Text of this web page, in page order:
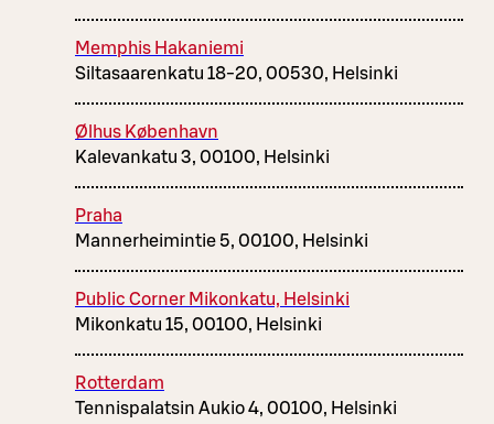
Memphis Hakaniemi
Siltasaarenkatu 18-20, 00530, Helsinki
Ølhus København
Kalevankatu 3, 00100, Helsinki
Praha
Mannerheimintie 5, 00100, Helsinki
Public Corner Mikonkatu, Helsinki
Mikonkatu 15, 00100, Helsinki
Rotterdam
Tennispalatsin Aukio 4, 00100, Helsinki